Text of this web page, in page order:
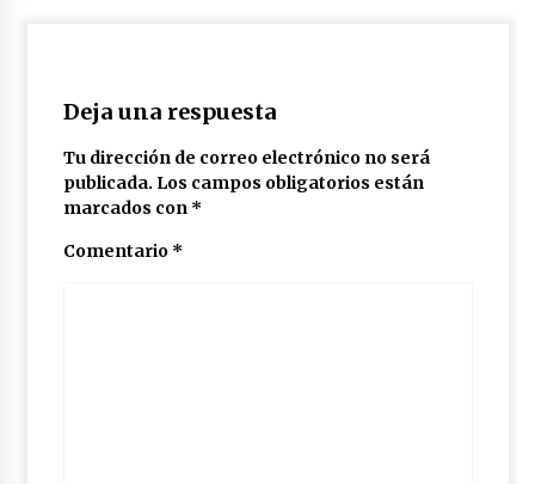
Deja una respuesta
Tu dirección de correo electrónico no será
publicada. Los campos obligatorios están
marcados con *
Comentario *